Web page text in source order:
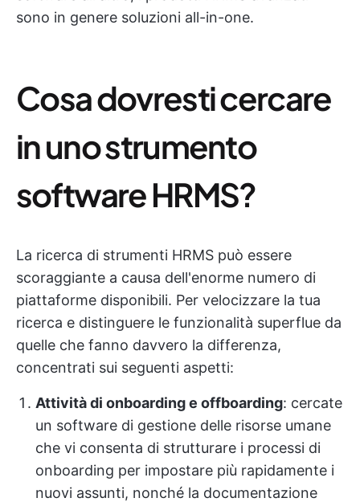
sono in genere soluzioni all-in-one.
Cosa dovresti cercare
in uno strumento
software HRMS?
La ricerca di strumenti HRMS può essere
scoraggiante a causa dell'enorme numero di
piattaforme disponibili. Per velocizzare la tua
ricerca e distinguere le funzionalità superflue da
quelle che fanno davvero la differenza,
concentrati sui seguenti aspetti:
Attività di onboarding e offboarding: cercate
un software di gestione delle risorse umane
che vi consenta di strutturare i processi di
onboarding per impostare più rapidamente i
nuovi assunti, nonché la documentazione